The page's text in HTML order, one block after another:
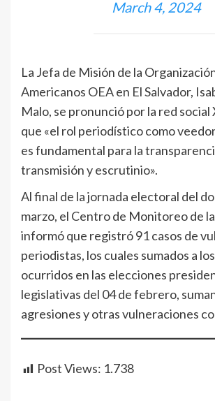
March 4, 2024
La Jefa de Misión de la
Americanos OEA en El Salvador,
Malo, se pronunció por la red social
que «el rol periodístico como
es fundamental para la
transmisión y escrutinio».
Al final de la jornada electoral del
marzo, el Centro de Monitoreo de
informó que registró 91 casos de
periodistas, los cuales sumados a
ocurridos en las elecciones
legislativas del 04 de febrero,
agresiones y otras vulneraciones
Post Views: 1.738